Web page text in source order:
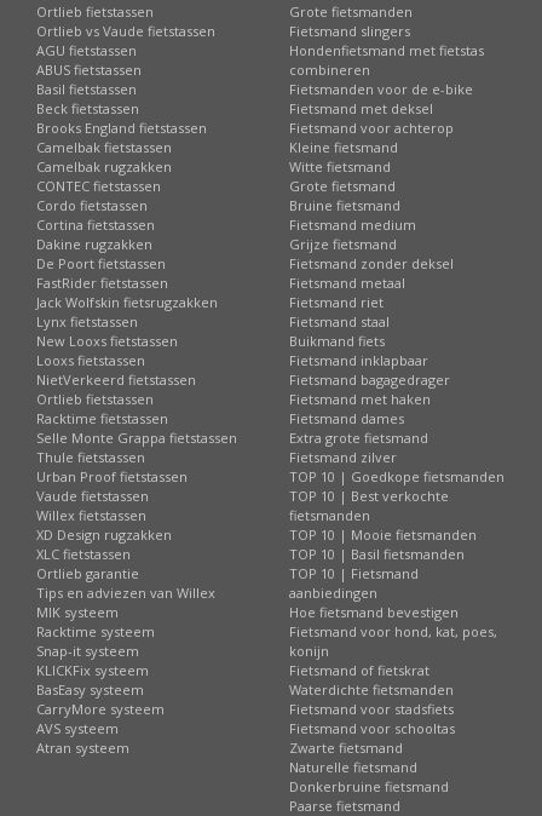
Ortlieb fietstassen
Ortlieb vs Vaude fietstassen
AGU fietstassen
ABUS fietstassen
Basil fietstassen
Beck fietstassen
Brooks England fietstassen
Camelbak fietstassen
Camelbak rugzakken
CONTEC fietstassen
Cordo fietstassen
Cortina fietstassen
Dakine rugzakken
De Poort fietstassen
FastRider fietstassen
Jack Wolfskin fietsrugzakken
Lynx fietstassen
New Looxs fietstassen
Looxs fietstassen
NietVerkeerd fietstassen
Ortlieb fietstassen
Racktime fietstassen
Selle Monte Grappa fietstassen
Thule fietstassen
Urban Proof fietstassen
Vaude fietstassen
Willex fietstassen
XD Design rugzakken
XLC fietstassen
Ortlieb garantie
Tips en adviezen van Willex
MIK systeem
Racktime systeem
Snap-it systeem
KLICKFix systeem
BasEasy systeem
CarryMore systeem
AVS systeem
Atran systeem
Grote fietsmanden
Fietsmand slingers
Hondenfietsmand met fietstas
combineren
Fietsmanden voor de e-bike
Fietsmand met deksel
Fietsmand voor achterop
Kleine fietsmand
Witte fietsmand
Grote fietsmand
Bruine fietsmand
Fietsmand medium
Grijze fietsmand
Fietsmand zonder deksel
Fietsmand metaal
Fietsmand riet
Fietsmand staal
Buikmand fiets
Fietsmand inklapbaar
Fietsmand bagagedrager
Fietsmand met haken
Fietsmand dames
Extra grote fietsmand
Fietsmand zilver
TOP 10 | Goedkope fietsmanden
TOP 10 | Best verkochte
fietsmanden
TOP 10 | Mooie fietsmanden
TOP 10 | Basil fietsmanden
TOP 10 | Fietsmand
aanbiedingen
Hoe fietsmand bevestigen
Fietsmand voor hond, kat, poes,
konijn
Fietsmand of fietskrat
Waterdichte fietsmanden
Fietsmand voor stadsfiets
Fietsmand voor schooltas
Zwarte fietsmand
Naturelle fietsmand
Donkerbruine fietsmand
Paarse fietsmand